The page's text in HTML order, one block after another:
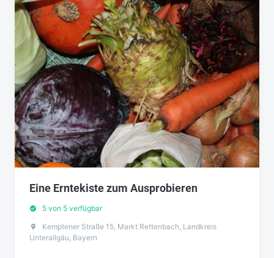
Eine Erntekiste zum Ausprobieren
5 von 5 verfügbar
Kemptener Straße 15, Markt Rettenbach, Landkreis
Unterallgäu, Bayern